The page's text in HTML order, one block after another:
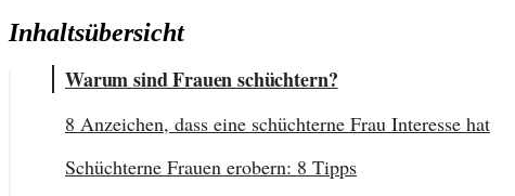
Inhaltsübersicht
Warum sind Frauen schüchtern?
8 Anzeichen, dass eine schüchterne Frau Interesse hat
Schüchterne Frauen erobern: 8 Tipps